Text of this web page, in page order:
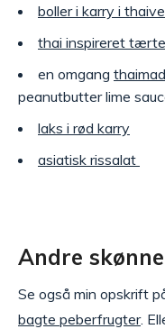
boller i karry i
thai inspireret tærte
en omgang thaimad
peanutbutter lime
laks i rød karry
asiatisk rissalat
Andre
Se også min opskrift
bagte peberfrugter.